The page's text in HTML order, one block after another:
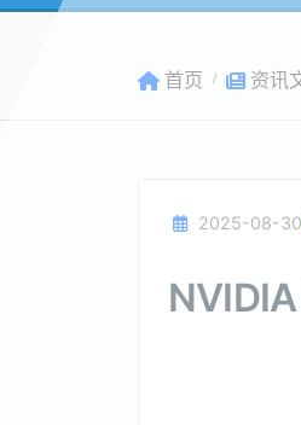
首页 资讯
2025-08-30